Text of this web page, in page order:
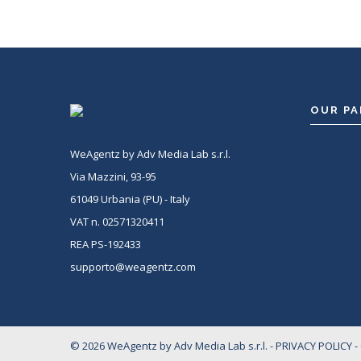
WeAgentz by Adv Media Lab s.r.l.
Via Mazzini, 93-95
61049 Urbania (PU) - Italy
VAT n. 02571320411
REA PS-192433
supporto@weagentz.com
OUR
© 2026 WeAgentz by Adv Media Lab s.r.l. -PRIVACY POLICY-